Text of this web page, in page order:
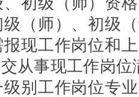
（师）、初级
现工作岗位和
从事现工作岗位
别工作岗位专